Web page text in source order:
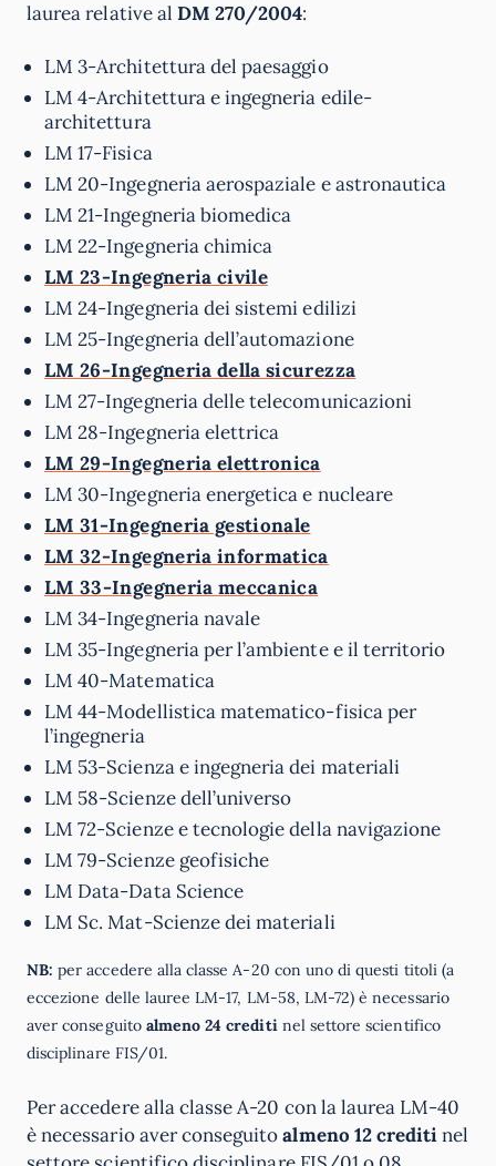
laurea relative al DM 270/2004:
LM 3-Architettura del paesaggio
LM 4-Architettura e ingegneria edile-
architettura
LM 17-Fisica
LM 20-Ingegneria aerospaziale e astronautica
LM 21-Ingegneria biomedica
LM 22-Ingegneria chimica
LM 23-Ingegneria civile
LM 24-Ingegneria dei sistemi edilizi
LM 25-Ingegneria dell’automazione
LM 26-Ingegneria della sicurezza
LM 27-Ingegneria delle telecomunicazioni
LM 28-Ingegneria elettrica
LM 29-Ingegneria elettronica
LM 30-Ingegneria energetica e nucleare
LM 31-Ingegneria gestionale
LM 32-Ingegneria informatica
LM 33-Ingegneria meccanica
LM 34-Ingegneria navale
LM 35-Ingegneria per l’ambiente e il territorio
LM 40-Matematica
LM 44-Modellistica matematico-fisica per
l’ingegneria
LM 53-Scienza e ingegneria dei materiali
LM 58-Scienze dell’universo
LM 72-Scienze e tecnologie della navigazione
LM 79-Scienze geofisiche
LM Data-Data Science
LM Sc. Mat-Scienze dei materiali
NB: per accedere alla classe A-20 con uno di questi titoli (a
eccezione delle lauree LM-17, LM-58, LM-72) è necessario
aver conseguito almeno 24 creditinel settore scientifico
disciplinare FIS/01.
Per accedere alla classe A-20 con la laurea LM-40
è necessario aver conseguitoalmeno 12 creditinel